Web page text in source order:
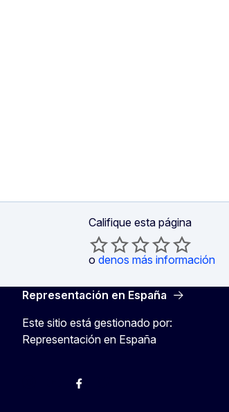
Califique esta página
o denos más información
Representación en España
Este sitio está gestionado por:
Representación en España
@ComisionEuropea
Espacio Europa
Comisión Europea en España